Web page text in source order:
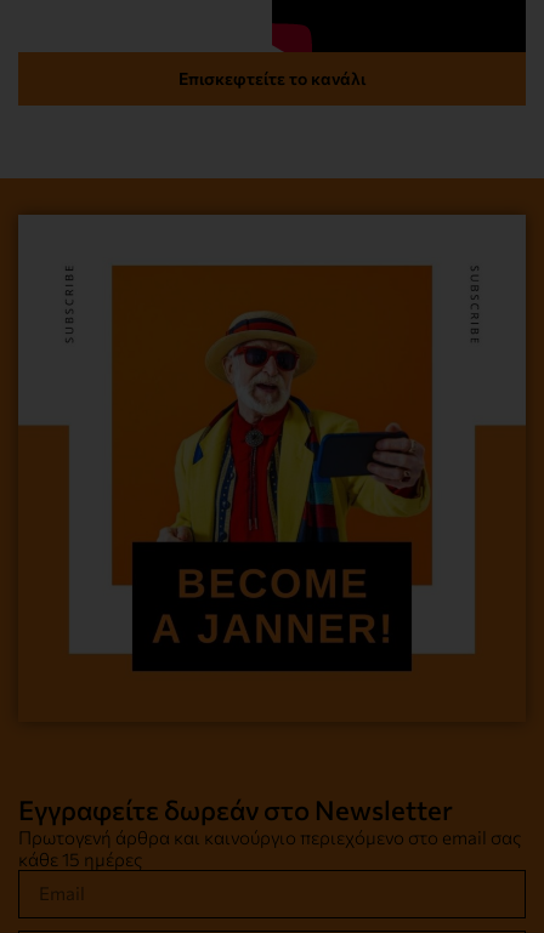
Επισκεφτείτε το κανάλι
Εγγραφείτε δωρεάν στο Newsletter
Πρωτογενή άρθρα και καινούργιο περιεχόμενο στο email σας
κάθε 15 ημέρες